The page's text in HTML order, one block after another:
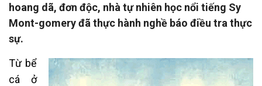
hoang dã, đơn độc, nhà tự nhiên học nổi tiếng Sy
Mont-gomery đã thực hành nghề báo điều tra thực
sự.
Từ bể
cá ở